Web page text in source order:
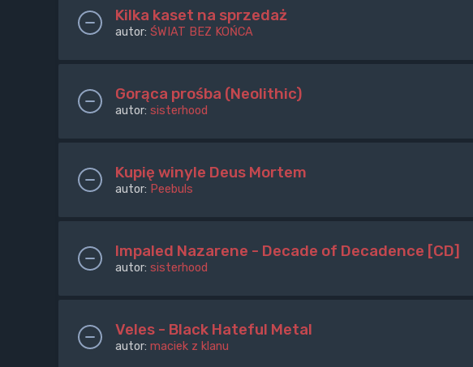
Kilka kaset na sprzedaż
autor: ŚWIAT BEZ KOŃCA
Gorąca prośba (Neolithic)
autor: sisterhood
Kupię winyle Deus Mortem
autor: Peebuls
Impaled Nazarene - Decade of Decadence [CD]
autor: sisterhood
Veles - Black Hateful Metal
autor: maciek z klanu